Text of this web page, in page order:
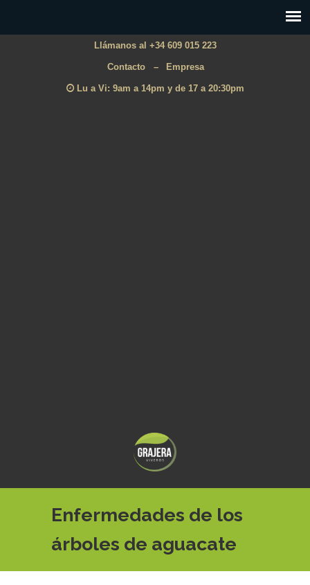
Llámanos al +34 609 015 223
Contacto – Empresa
Lu a Vi: 9am a 14pm y de 17 a 20:30pm
Enfermedades de los
árboles de aguacate